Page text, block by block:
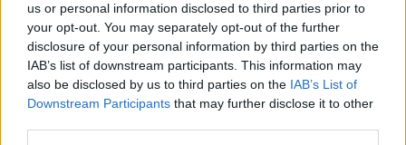
us or personal information disclosed to third parties prior to
your opt-out. You may separately opt-out of the further
disclosure of your personal information by third parties on the
IAB’s list of downstream participants. This information may
also be disclosed by us to third parties on the IAB’s List of
Downstream Participants that may further disclose it to other
Μετά την επιτυχία των καθαρών οικοπέδων, ας
τολμήσουμε τα «καθαρά χωράφια» και
μεταρρύθμιση της γης στην Ελλάδα
Η χώρα που ζει το δημογραφικό μας μέλλον
προβλέπεται να χάσει το 30% του πληθυσμού